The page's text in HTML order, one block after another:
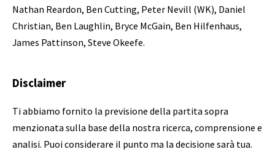
Nathan Reardon, Ben Cutting, Peter Nevill (WK), Daniel
Christian, Ben Laughlin, Bryce McGain, Ben Hilfenhaus,
James Pattinson, Steve Okeefe.
Disclaimer
Ti abbiamo fornito la previsione della partita sopra
menzionata sulla base della nostra ricerca, comprensione e
analisi. Puoi considerare il punto ma la decisione sarà tua.